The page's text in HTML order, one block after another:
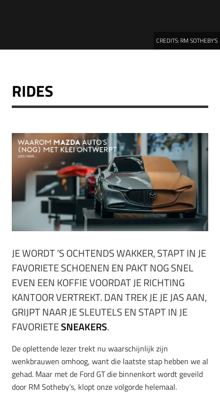
CREDITS: RM SOTHEBY'S
RIDES
JE WORDT ’S OCHTENDS WAKKER, STAPT IN JE
FAVORIETE SCHOENEN EN PAKT NOG SNEL
EVEN EEN KOFFIE VOORDAT JE RICHTING
KANTOOR VERTREKT. DAN TREK JE JE JAS AAN,
GRIJPT NAAR JE SLEUTELS EN STAPT IN JE
FAVORIETESNEAKERS.
De oplettende lezer trekt nu waarschijnlijk zijn
wenkbrauwen omhoog, want die laatste stap hebben we al
gehad. Maar met de Ford GT die binnenkort wordt geveild
door RM Sotheby’s, klopt onze volgorde helemaal.